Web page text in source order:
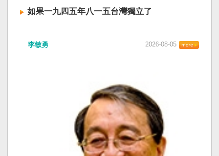
如果一九四五年八一五台灣獨立了
李敏勇 2026-08-05